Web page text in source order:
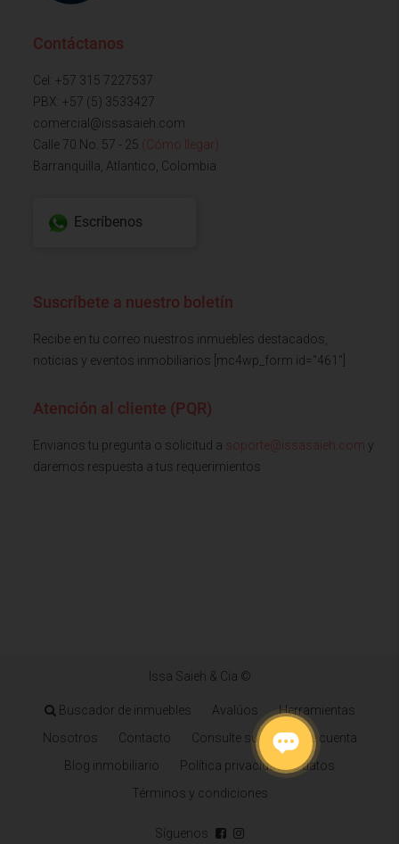
Contáctanos
Cel: +57 315 7227537
PBX: +57 (5) 3533427
comercial@issasaieh.com
Calle 70 No. 57 - 25 (Cómo llegar)
Barranquilla, Atlantico, Colombia
Escríbenos
Suscríbete a nuestro boletín
Recibe en tu correo nuestros inmuebles destacados,
noticias y eventos inmobiliarios [mc4wp_form id="461"]
Atención al cliente (PQR)
Envianos tu pregunta o solicitud a soporte@issasaieh.com y
daremos respuesta a tus requerimientos
Issa Saieh & Cia ©
Buscador de inmuebles Avalúos
Herramientas
Nosotros
Contacto
Consulte su estado de cuenta
Blog inmobiliario
Política privacidad de datos
Términos y condiciones
Síguenos